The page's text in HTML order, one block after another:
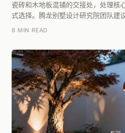
瓷砖和木地板混铺的交接处，处理核
式选择。腾龙别墅设计研究院团队建
6 MIN READ